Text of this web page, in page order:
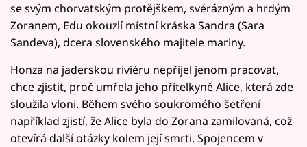
se svým chorvatským protějškem, svérázným a hrdým
Zoranem, Edu okouzlí místní kráska Sandra (Sara
Sandeva), dcera slovenského majitele mariny.
Honza na jaderskou riviéru nepřijel jenom pracovat,
chce zjistit, proč umřela jeho přítelkyně Alice, která zde
sloužila vloni. Během svého soukromého šetření
například zjistí, že Alice byla do Zorana zamilovaná, což
otevírá další otázky kolem její smrti. Spojencem v